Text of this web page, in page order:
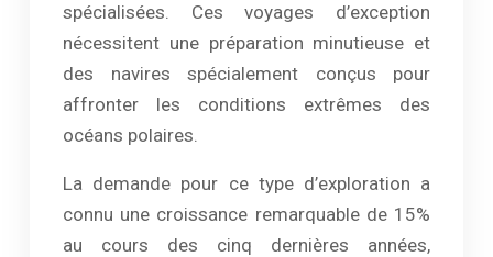
spécialisées. Ces voyages d’exception
nécessitent une préparation minutieuse et
des navires spécialement conçus pour
affronter les conditions extrêmes des
océans polaires.
La demande pour ce type d’exploration a
connu une croissance remarquable de 15%
au cours des cinq dernières années,